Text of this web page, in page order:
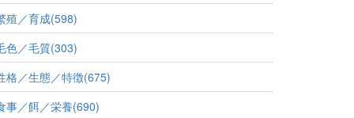
殖／育成(598)
色／毛質(303)
格／生態／特徴(675)
事／餌／栄養(690)